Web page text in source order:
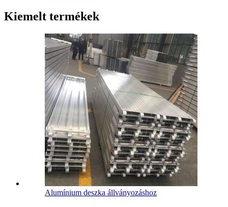
Kiemelt termékek
Alumínium deszka állványozáshoz